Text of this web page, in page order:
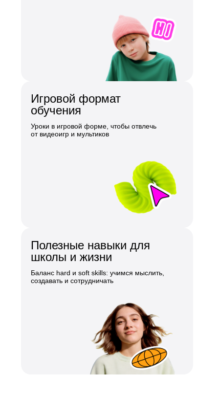
Игровой формат
обучения
Уроки в игровой форме, чтобы отвлечь
от видеоигр и мультиков
Полезные навыки для
школы и жизни
Баланс hard и soft skills: учимся мыслить,
создавать и сотрудничать